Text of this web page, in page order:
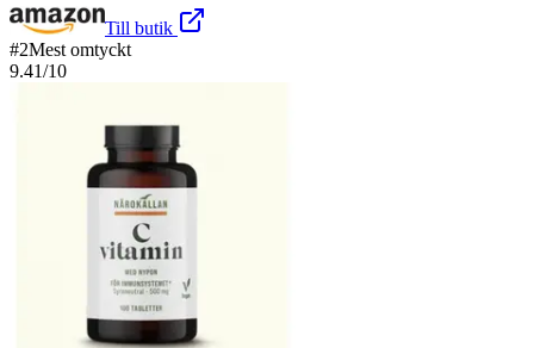
Till butik
#2Mest omtyckt
9.41/10